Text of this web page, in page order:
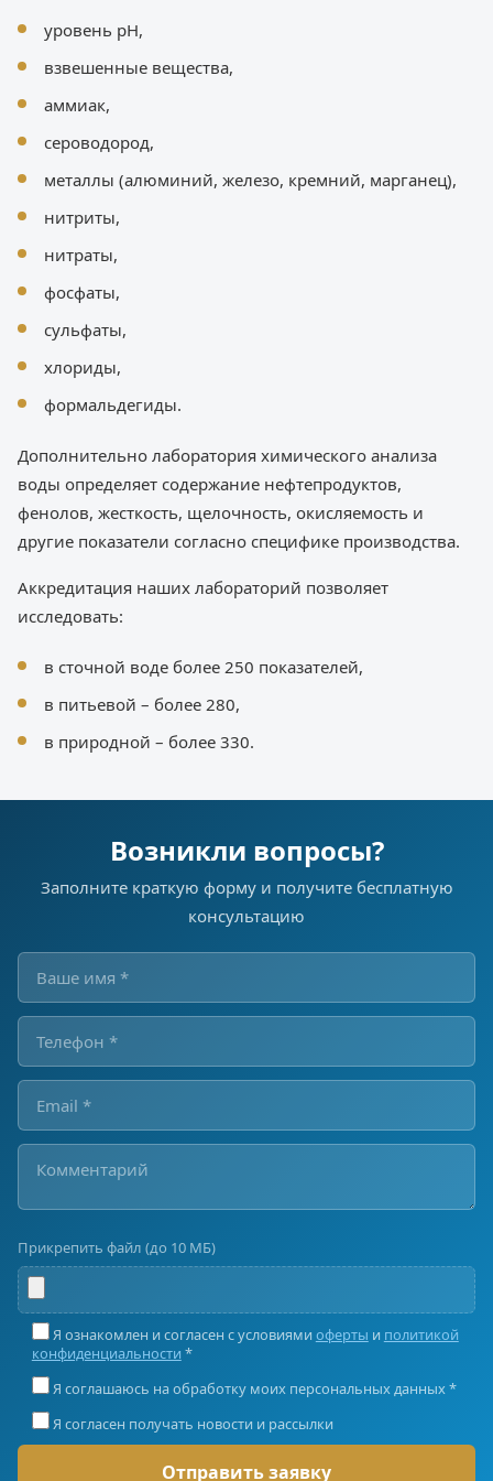
уровень pH,
взвешенные вещества,
аммиак,
сероводород,
металлы (алюминий, железо, кремний, марганец),
нитриты,
нитраты,
фосфаты,
сульфаты,
хлориды,
формальдегиды.
Дополнительно лаборатория химического анализа
воды определяет содержание нефтепродуктов,
фенолов, жесткость, щелочность, окисляемость и
другие показатели согласно специфике производства.
Аккредитация наших лабораторий позволяет
исследовать:
в сточной воде более 250 показателей,
в питьевой – более 280,
в природной – более 330.
Возникли вопросы?
Заполните краткую форму и получите бесплатную
консультацию
Прикрепить файл (до 10 МБ)
Я ознакомлен и согласен с условиями оферты и политикой
конфиденциальности *
Я соглашаюсь на обработку моих персональных данных *
Я согласен получать новости и рассылки